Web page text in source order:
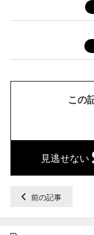
この
見逃せない
前の記事